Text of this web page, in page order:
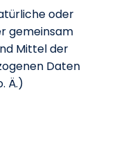
oder
gemeinsam
Mittel der
Daten
Ä.)